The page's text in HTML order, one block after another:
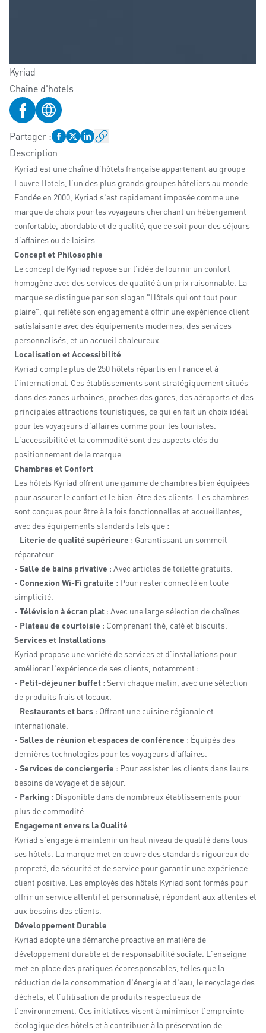
Kyriad
Chaîne d'hotels
Profil Facebook
Site web
Partager :
Description
Kyriad est une chaîne d'hôtels française appartenant au groupe
Louvre Hotels, l'un des plus grands groupes hôteliers au monde.
Fondée en 2000, Kyriad s'est rapidement imposée comme une
marque de choix pour les voyageurs cherchant un hébergement
confortable, abordable et de qualité, que ce soit pour des séjours
d'affaires ou de loisirs.
Concept et Philosophie
Le concept de Kyriad repose sur l'idée de fournir un confort
homogène avec des services de qualité à un prix raisonnable. La
marque se distingue par son slogan "Hôtels qui ont tout pour
plaire", qui reflète son engagement à offrir une expérience client
satisfaisante avec des équipements modernes, des services
personnalisés, et un accueil chaleureux.
Localisation et Accessibilité
Kyriad compte plus de 250 hôtels répartis en France et à
l'international. Ces établissements sont stratégiquement situés
dans des zones urbaines, proches des gares, des aéroports et des
principales attractions touristiques, ce qui en fait un choix idéal
pour les voyageurs d'affaires comme pour les touristes.
L'accessibilité et la commodité sont des aspects clés du
positionnement de la marque.
Chambres et Confort
Les hôtels Kyriad offrent une gamme de chambres bien équipées
pour assurer le confort et le bien-être des clients. Les chambres
sont conçues pour être à la fois fonctionnelles et accueillantes,
avec des équipements standards tels que :
- Literie de qualité supérieure : Garantissant un sommeil
réparateur.
- Salle de bains privative : Avec articles de toilette gratuits.
- Connexion Wi-Fi gratuite : Pour rester connecté en toute
simplicité.
- Télévision à écran plat : Avec une large sélection de chaînes.
- Plateau de courtoisie : Comprenant thé, café et biscuits.
Services et Installations
Kyriad propose une variété de services et d'installations pour
améliorer l'expérience de ses clients, notamment :
- Petit-déjeuner buffet : Servi chaque matin, avec une sélection
de produits frais et locaux.
- Restaurants et bars : Offrant une cuisine régionale et
internationale.
- Salles de réunion et espaces de conférence : Équipés des
dernières technologies pour les voyageurs d'affaires.
- Services de conciergerie : Pour assister les clients dans leurs
besoins de voyage et de séjour.
- Parking : Disponible dans de nombreux établissements pour
plus de commodité.
Engagement envers la Qualité
Kyriad s'engage à maintenir un haut niveau de qualité dans tous
ses hôtels. La marque met en œuvre des standards rigoureux de
propreté, de sécurité et de service pour garantir une expérience
client positive. Les employés des hôtels Kyriad sont formés pour
offrir un service attentif et personnalisé, répondant aux attentes et
aux besoins des clients.
Développement Durable
Kyriad adopte une démarche proactive en matière de
développement durable et de responsabilité sociale. L'enseigne
met en place des pratiques écoresponsables, telles que la
réduction de la consommation d'énergie et d'eau, le recyclage des
déchets, et l'utilisation de produits respectueux de
l'environnement. Ces initiatives visent à minimiser l'empreinte
écologique des hôtels et à contribuer à la préservation de